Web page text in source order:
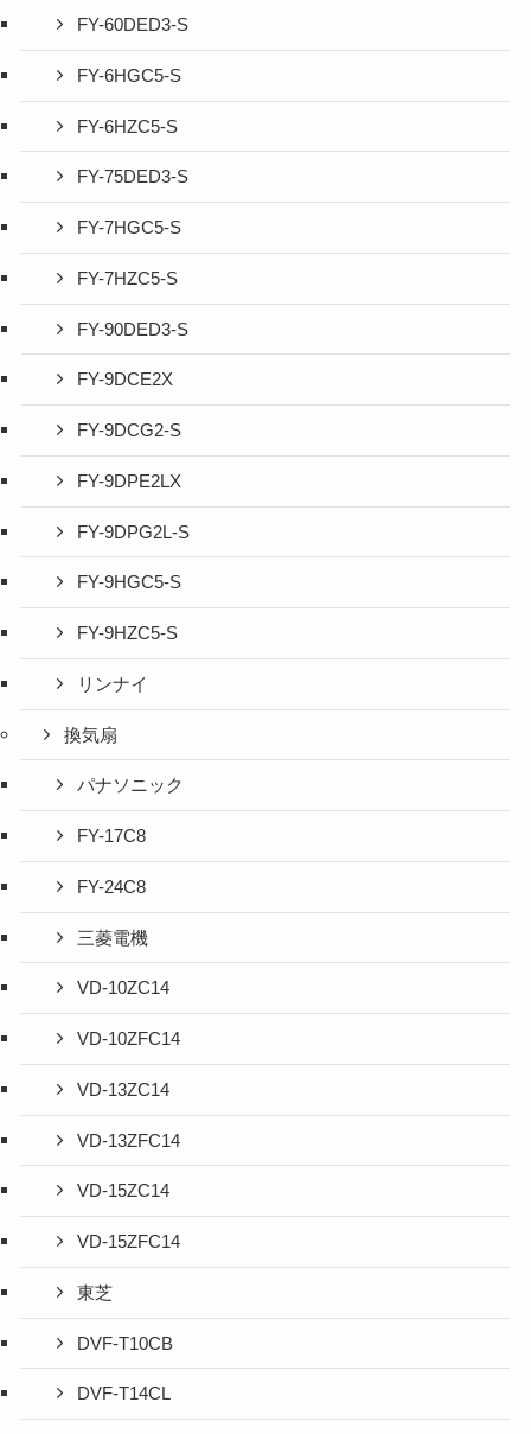
FY-60DED3-S
FY-6HGC5-S
FY-6HZC5-S
FY-75DED3-S
FY-7HGC5-S
FY-7HZC5-S
FY-90DED3-S
FY-9DCE2X
FY-9DCG2-S
FY-9DPE2LX
FY-9DPG2L-S
FY-9HGC5-S
FY-9HZC5-S
リンナイ
換気扇
パナソニック
FY-17C8
FY-24C8
三菱電機
VD-10ZC14
VD-10ZFC14
VD-13ZC14
VD-13ZFC14
VD-15ZC14
VD-15ZFC14
東芝
DVF-T10CB
DVF-T14CL